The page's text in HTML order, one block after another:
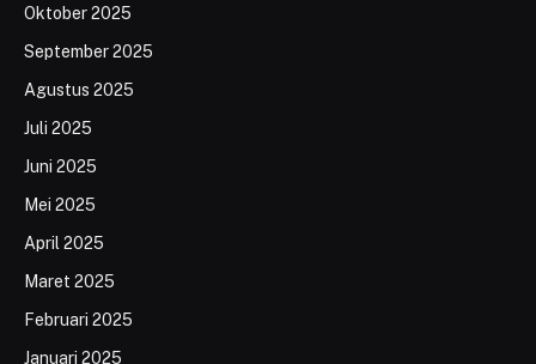
Oktober 2025
September 2025
Agustus 2025
Juli 2025
Juni 2025
Mei 2025
April 2025
Maret 2025
Februari 2025
Januari 2025